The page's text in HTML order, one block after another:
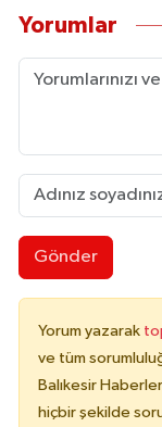
Yorumlar
Gönder
Yorum yazarak
ve tüm
Balıkesir
hiçbir şekilde